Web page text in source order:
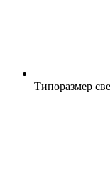
Типоразмер